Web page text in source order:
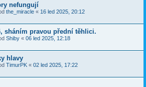
nefungují
the_miracle « 16 led 2025, 20:12
sháním pravou přední těhlici.
Shiby « 06 led 2025, 12:18
hlavy
TimurPK « 02 led 2025, 17:22